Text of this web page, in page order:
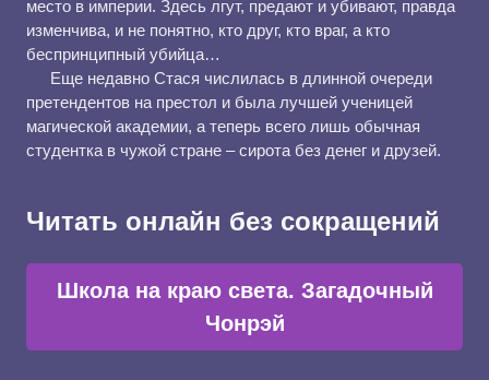
место в империи. Здесь лгут, предают и убивают, правда
изменчива, и не понятно, кто друг, кто враг, а кто
беспринципный убийца…
⠀⠀Еще недавно Стася числилась в длинной очереди
претендентов на престол и была лучшей ученицей
магической академии, а теперь всего лишь обычная
студентка в чужой стране – сирота без денег и друзей.
Читать онлайн без сокращений
Школа на краю света. Загадочный
Чонрэй